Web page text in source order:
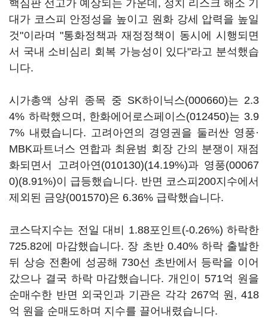
핵심판 선고가 예상되는 가운데, 정치 리스크 해소 기
대가 코스피 안정성을 높이고 원화 강세 압력을 높일
것"이라며 "통화정책과 재정정책이 동시에 시행되면
서 국내 소비심리 회복 가능성이 있다"라고 분석했습
니다.
시가총액 상위 종목 중 SK하이닉스(000660)는 2.3
4% 하락했으며, 한화에어로스페이스(012450)는 3.9
7% 내렸습니다. 고려아연의 경영권을 둘러싼 영풍·
MBK파트너스 연합과 최윤범 회장 간의 분쟁이 재점
화되면서 고려아연(010130)(14.19%)과 영풍(00067
0)(8.91%)이 급등했습니다. 반면 코스피200지수에서
제외된 금양(001570)은 6.36% 급락했습니다.
코스닥지수는 전일 대비 1.88포인트(-0.26%) 하락한
725.82에 마감했습니다. 장 초반 0.40% 하락 출발한
뒤 상승 전환에 성공해 730선 초반에서 등락을 이어
갔으나 결국 하락 마감했습니다. 개인이 571억 원을
순매수한 반면 외국인과 기관은 각각 267억 원, 418
억 원을 순매도하며 지수를 끌어내렸습니다.